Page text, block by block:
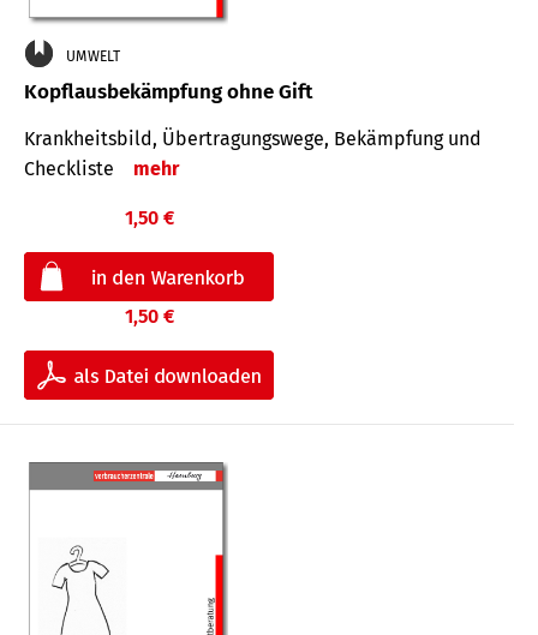
UMWELT
Kopflausbekämpfung ohne Gift
Krankheits­bild, Übertra­gungs­wege, Bekämpfung und
Check­liste
mehr
1,50 €
1,50 €